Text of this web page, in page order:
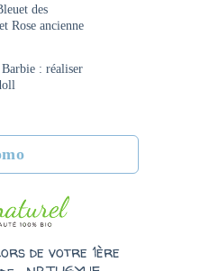
des
Rose ancienne
: réaliser
de votre 1ère